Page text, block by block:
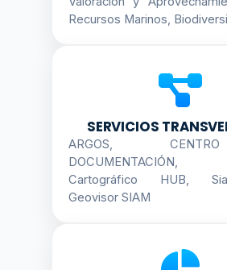
Recursos Marinos,
SERVICIOS
ARGOS,
DOCUMENTACIÓN,
Cartográfico HUB,
Geovisor SIAM